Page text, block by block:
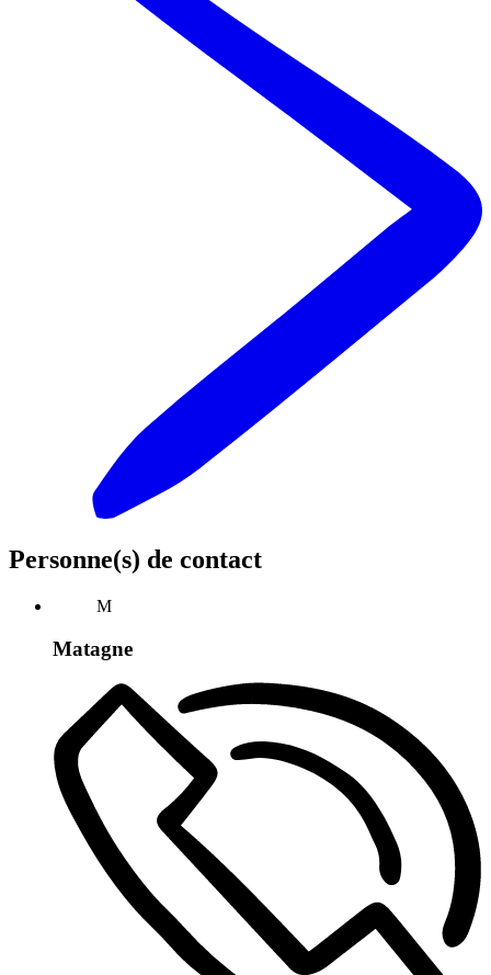
Personne(s) de contact
M
Matagne